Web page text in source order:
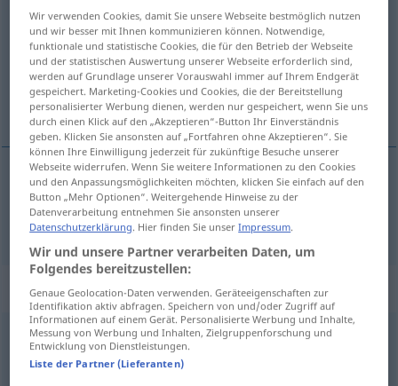
Mistm <-(e)s>
Übersicht aller Übersetzungen
(Für mehr Details die Übersetzung anklicken/antippen)
đubre, gnoj
đubre,gnoj Mist
Synonyme für "Mist"
Müll (derb),Kram,Krempel (ugs., Hauptform)
(wertloses) Zeug (Hauptform)
Wir verwenden Cookies, damit Sie unsere Webseite bestmöglich nutzen
und wir besser mit Ihnen kommunizieren können. Notwendige,
funktionale und statistische Cookies, die für den Betrieb der Webseite
und der statistischen Auswertung unserer Webseite erforderlich sind,
werden auf Grundlage unserer Vorauswahl immer auf Ihrem Endgerät
gespeichert. Marketing-Cookies und Cookies, die der Bereitstellung
personalisierter Werbung dienen, werden nur gespeichert, wenn Sie uns
durch einen Klick auf den „Akzeptieren“-Button Ihr Einverständnis
geben. Klicken Sie ansonsten auf „Fortfahren ohne Akzeptieren“. Sie
können Ihre Einwilligung jederzeit für zukünftige Besuche unserer
Webseite widerrufen. Wenn Sie weitere Informationen zu den Cookies
und den Anpassungsmöglichkeiten möchten, klicken Sie einfach auf den
Button „Mehr Optionen“. Weitergehende Hinweise zu der
Datenverarbeitung entnehmen Sie ansonsten unserer
Datenschutzerklärung. Hier finden Sie unserImpressum.
Wir und unsere Partner verarbeiten Daten, um
Folgendes bereitzustellen:
Genaue Geolocation-Daten verwenden. Geräteeigenschaften zur
Identifikation aktiv abfragen. Speichern von und/oder Zugriff auf
Informationen auf einem Gerät. Personalisierte Werbung und Inhalte,
Messung von Werbung und Inhalten, Zielgruppenforschung und
Entwicklung von Dienstleistungen.
Liste der Partner (Lieferanten)